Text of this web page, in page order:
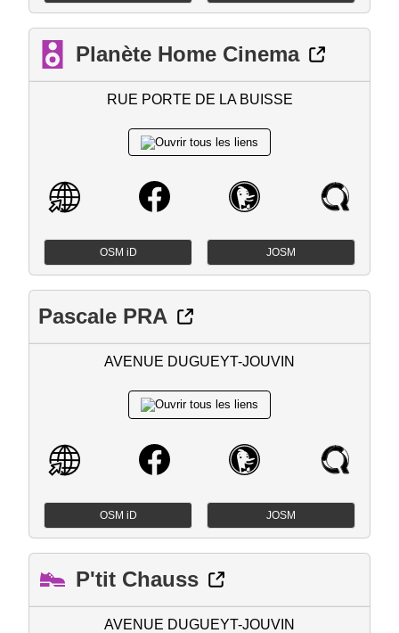
Planète Home Cinema
RUE PORTE DE LA BUISSE
OSM iD JOSM
Pascale PRA
AVENUE DUGUEYT-JOUVIN
OSM iD JOSM
P'tit Chauss
AVENUE DUGUEYT-JOUVIN